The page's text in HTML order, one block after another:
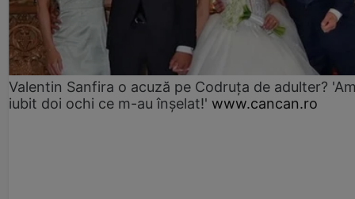
Valentin Sanfira o acuză pe Codruța de adulter?
iubit doi ochi ce m-au înșelat!' www.cancan.ro